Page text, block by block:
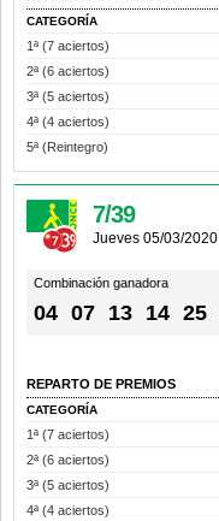
CATEGORÍA
1ª (7 aciertos)
2ª (6 aciertos)
3ª (5 aciertos)
4ª (4 aciertos)
5ª (Reintegro)
7/39
Jueves 05/03/2020
Combinación ganadora
04 07 13 14 25
REPARTO DE PREMIOS
CATEGORÍA
1ª (7 aciertos)
2ª (6 aciertos)
3ª (5 aciertos)
4ª (4 aciertos)